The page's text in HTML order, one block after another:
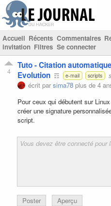
Accueil Récents Commentaires
invitation Filtres Se connecter
4
Tuto - Citation
Evolution ☶ e-mail scripts
écrit parsima78 plus de 4
Pour ceux qui débutent sur
créer une signature
script.
Poster Aperçu